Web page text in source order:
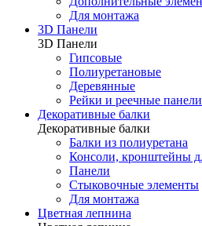
Для монтажа
3D Панели
3D Панели
Гипсовые
Полиуретановые
Деревянные
Рейки и реечные панели
Декоративные балки
Декоративные балки
Балки из полиуретана
Консоли, кронштейны
Панели
Стыковочные элементы
Для монтажа
Цветная лепнина